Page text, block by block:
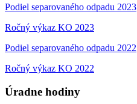
Podiel separovaného odpadu 2023
Ročný výkaz KO 2023
Podiel separovaného odpadu 2022
Ročný výkaz KO 2022
Úradne hodiny